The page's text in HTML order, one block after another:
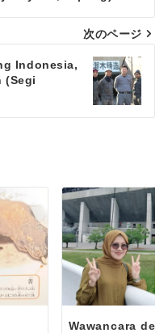
次のページ
Indonesia,
(Segi
Wawancara